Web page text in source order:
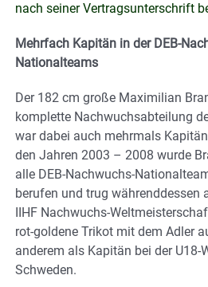
nach seiner Vertragsunterschrift
Mehrfach Kapitän in der DEB-
Nationalteams
Der 182 cm große Maximilian
komplette Nachwuchsabteilung
war dabei auch mehrmals
den Jahren 2003 – 2008 wurde
alle DEB-Nachwuchs-
berufen und trug währenddessen
IIHF Nachwuchs-
rot-goldene Trikot mit dem Adler
anderem als Kapitän bei der U18-
Schweden.